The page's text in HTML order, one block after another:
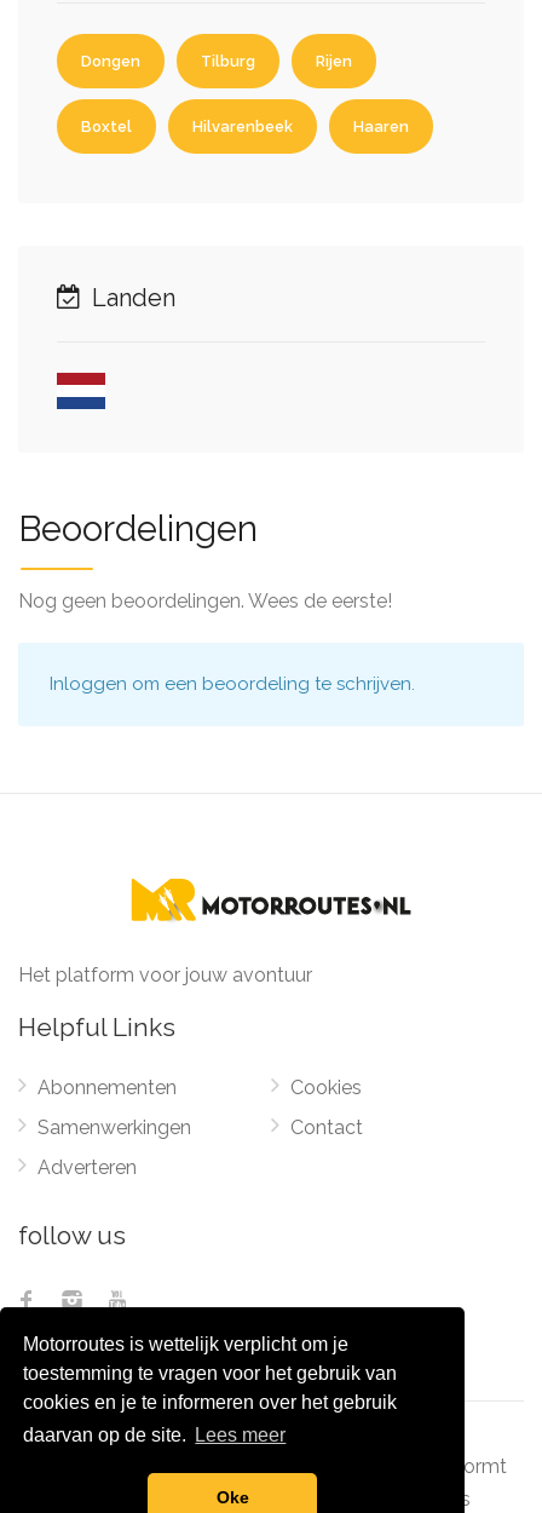
Motorroutes is wettelijk verplicht om je
toestemming te vragen voor het gebruik van
cookies en je te informeren over het gebruik
daarvan op de site.
Lees meer
Oke
Dongen Tilburg Rijen
Boxtel Hilvarenbeek Haaren
Landen
Beoordelingen
Nog geen beoordelingen. Wees de eerste!
Inloggen om een beoordeling te schrijven.
Het platform voor jouw avontuur
Helpful Links
Abonnementen
Samenwerkingen
Adverteren
Cookies
Contact
follow us
vormt
grootverzet.nl Pixel Monsters